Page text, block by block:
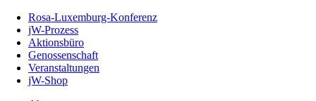
Inhalt
Seite
Rosa-Luxemburg-Konferenz
jW-Prozess
Aktionsbüro
Genossenschaft
Veranstaltungen
jW-Shop